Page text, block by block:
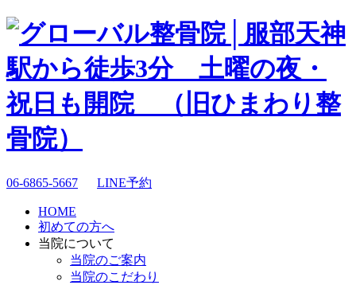
06-6865-5667 LINE予約
HOME
初めての方へ
当院について
当院のご案内
当院のこだわり